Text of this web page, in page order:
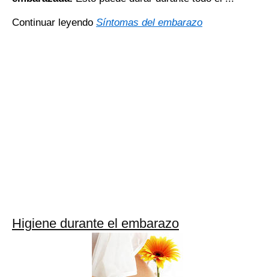
Continuar leyendo Síntomas del embarazo
Higiene durante el embarazo